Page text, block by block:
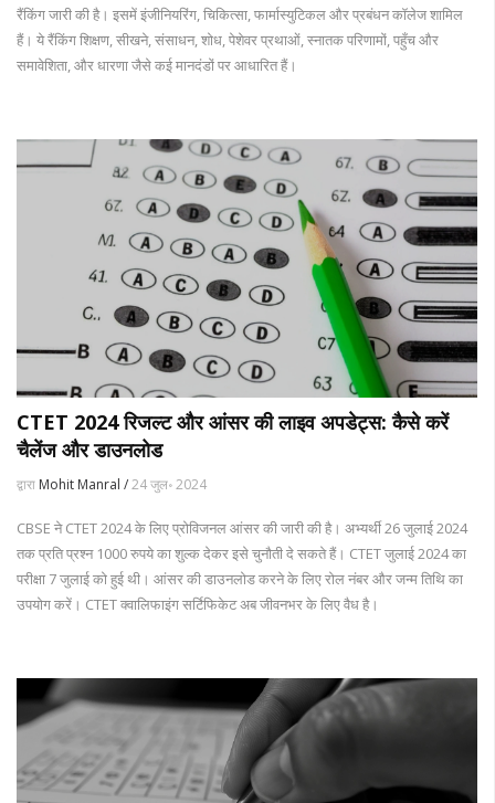
रैंकिंग जारी की है। इसमें इंजीनियरिंग, चिकित्सा, फार्मास्युटिकल और प्रबंधन कॉलेज शामिल
हैं। ये रैंकिंग शिक्षण, सीखने, संसाधन, शोध, पेशेवर प्रथाओं, स्नातक परिणामों, पहुँच और
समावेशिता, और धारणा जैसे कई मानदंडों पर आधारित हैं।
CTET 2024 रिजल्ट और आंसर की लाइव अपडेट्स: कैसे करें
चैलेंज और डाउनलोड
द्वारा Mohit Manral /24 जुल॰ 2024
CBSE ने CTET 2024 के लिए प्रोविजनल आंसर की जारी की है। अभ्यर्थी 26 जुलाई 2024
तक प्रति प्रश्न 1000 रुपये का शुल्क देकर इसे चुनौती दे सकते हैं। CTET जुलाई 2024 का
परीक्षा 7 जुलाई को हुई थी। आंसर की डाउनलोड करने के लिए रोल नंबर और जन्म तिथि का
उपयोग करें। CTET क्वालिफाइंग सर्टिफिकेट अब जीवनभर के लिए वैध है।